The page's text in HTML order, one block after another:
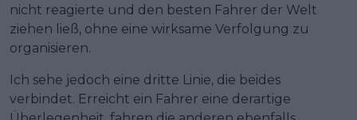
nicht reagierte und den besten Fahrer der Welt
ziehen ließ, ohne eine wirksame Verfolgung zu
organisieren.
Ich sehe jedoch eine dritte Linie, die beides
verbindet. Erreicht ein Fahrer eine derartige